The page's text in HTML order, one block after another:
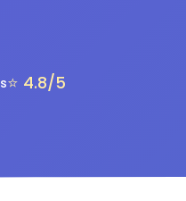
⭐ 4.8/5